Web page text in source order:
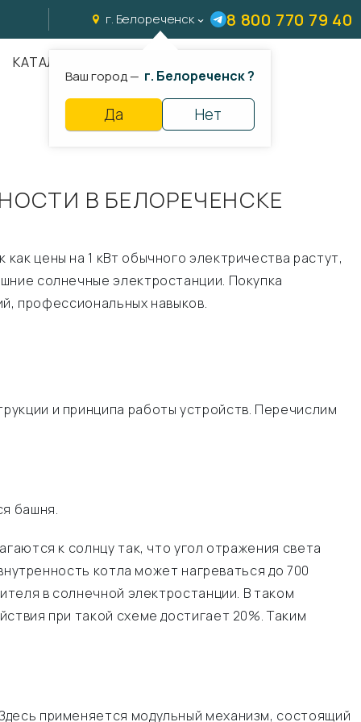
г. Белореченск
Ваш город — г. Белореченск ?
Да Нет
8 800 770 79 40
КАТАЛОГ
В БЕЛОРЕЧЕНСКЕ
цены на 1 кВт обычного электричества растут,
солнечные электростанции. Покупка
профессиональных навыков.
и принципа работы устройств. Перечислим
башня.
к солнцу так, что угол отражения света
котла может нагреваться до 700
в солнечной электростанции. В таком
при такой схеме достигает 20%. Таким
применяется модульный механизм, состоящий